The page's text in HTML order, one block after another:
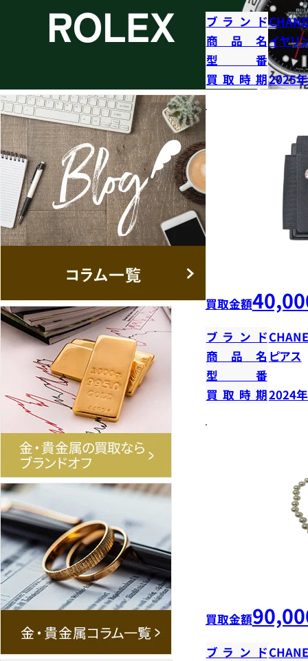
ブランド
商品名イヤリ
型番
買取時期2025
買取金額
ブランド
商品名 ピアス
型番
買取時期2024
買取金額
ブランド